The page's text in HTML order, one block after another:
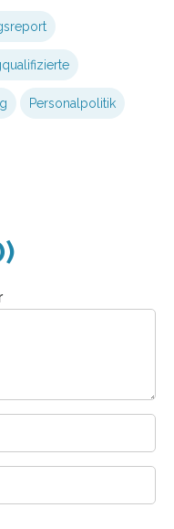
Personalpolitik